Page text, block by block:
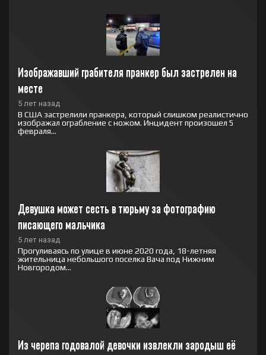
Изображавший грабителя пранкер был застрелен на
месте
5 лет назад
В США застрелили пранкера, который слишком реалистично
изображал ограбление с ножом. Инцидент произошел 5
февраля...
Девушка может сесть в тюрьму за фотографию
писающего мальчика
5 лет назад
Прогуливаясь по улице в июне 2020 года, 18-летняя
жительница небольшого поселка Вача под Нижним
Новгородом...
Из черепа годовалой девочки извлекли зародыш её